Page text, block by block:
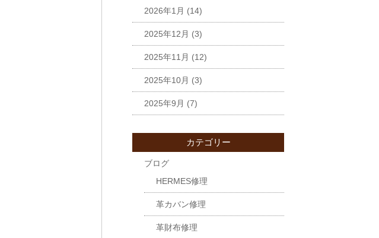
2026年1月 (14)
2025年12月 (3)
2025年11月 (12)
2025年10月 (3)
2025年9月 (7)
カテゴリー
ブログ
HERMES修理
革カバン修理
革財布修理